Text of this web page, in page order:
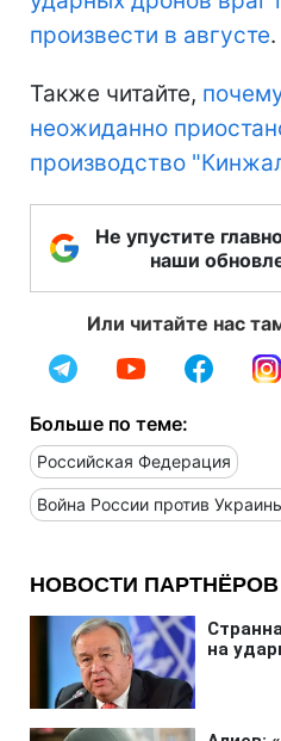
произвести в августе.
Также читайте,
неожиданно
производство
Не упустите
наши
Или читайте нас
Больше по теме:
Российская Федерация
Война России против